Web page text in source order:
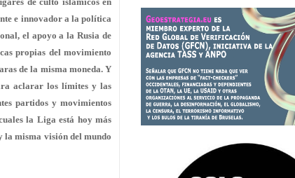
e innovador a la política
el apoyo a la Rusia de
propias del movimiento
de la misma moneda. Y
aclarar los límites y las
partidos y movimientos
la Liga está hoy más
la misma visión del mundo